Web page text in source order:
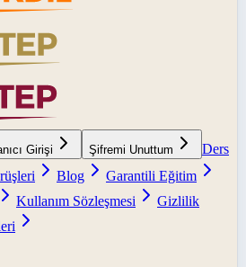
Girişi Şifremi Unuttum
Ders
Blog
Garantili Eğitim
Kullanım Sözleşmesi
Gizlilik